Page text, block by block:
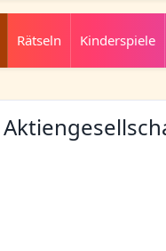
Rätseln Kinderspiele